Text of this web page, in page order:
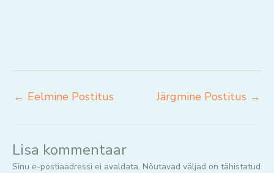
← Eelmine Postitus Järgmine Postitus →
Lisa kommentaar
Sinu e-postiaadressi ei avaldata. Nõutavad väljad on tähistatud